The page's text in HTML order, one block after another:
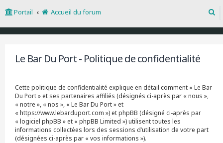
Portail
Accueil du forum
e
Le Bar Du Port - Politique de confidentialité
Cette politique de confidentialité explique en détail comment « Le Bar
Du Port » et ses partenaires affiliés (désignés ci-après par « nous »,
« notre », « nos », « Le Bar Du Port » et
« https://www.lebarduport.com ») et phpBB (désigné ci-après par
« logiciel phpBB » et « phpBB Limited ») utilisent toutes les
informations collectées lors des sessions d’utilisation de votre part
(désignées ci-après par « vos informations »).